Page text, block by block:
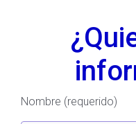
Nombre (requerido)